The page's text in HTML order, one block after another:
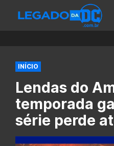
INÍCIO
Lendas do
temporada
série perde